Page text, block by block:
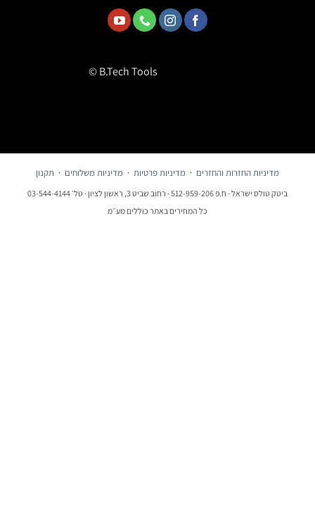
© B.Tech Tools
מדיניות החזרות והחזרים ·מדיניות פרטיות·מדיניות משלוחים·תקנון
ביטק טולס ישראל · ח.פ 512-959-206 · רחוב שביט 3, ראשון לציון · טל׳ 03-544-4144
כל המחירים באתר כוללים מע״מ